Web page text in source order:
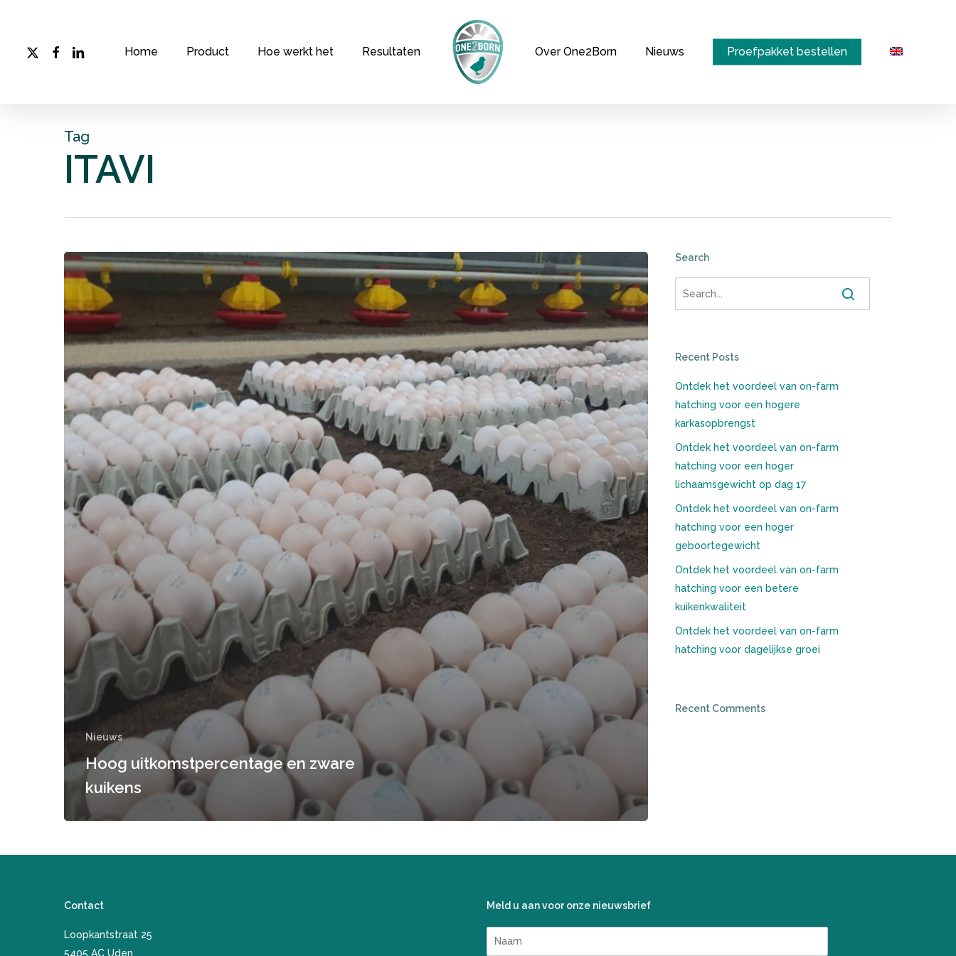
Home Product Hoe werkt het Resultaten Over One2Born Nieuws Proefpakket bestellen
x-
twitter
facebook
linkedin
Tag
ITAVI
Hoog
uitkomstpercentage
en
zware
kuikens
Nieuws
Hoog uitkomstpercentage en zware
kuikens
Search
Recent Posts
Ontdek het voordeel van on-farm
hatching voor een hogere
karkasopbrengst
Ontdek het voordeel van on-farm
hatching voor een hoger
lichaamsgewicht op dag 17
Ontdek het voordeel van on-farm
hatching voor een hoger
geboortegewicht
Ontdek het voordeel van on-farm
hatching voor een betere
kuikenkwaliteit
Ontdek het voordeel van on-farm
hatching voor dagelijkse groei
Recent Comments
Contact
Loopkantstraat 25
​5405 AC Uden
Meld u aan voor onze nieuwsbrief